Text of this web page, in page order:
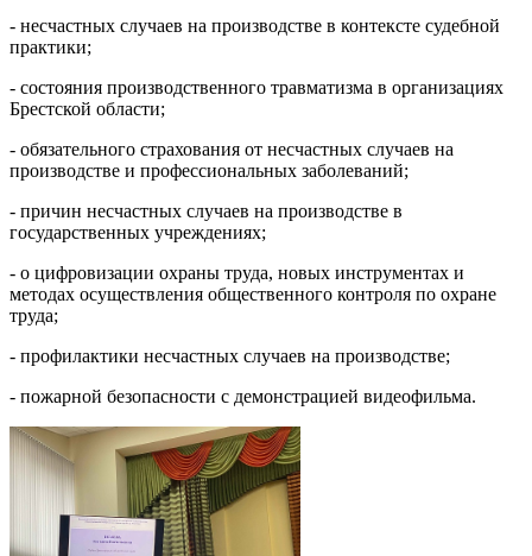
- несчастных случаев на производстве в контексте судебной
практики;
- состояния производственного травматизма в организациях
Брестской области;
- обязательного страхования от несчастных случаев на
производстве и профессиональных заболеваний;
- причин несчастных случаев на производстве в
государственных учреждениях;
- о цифровизации охраны труда, новых инструментах и
методах осуществления общественного контроля по охране
труда;
- профилактики несчастных случаев на производстве;
- пожарной безопасности с демонстрацией видеофильма.